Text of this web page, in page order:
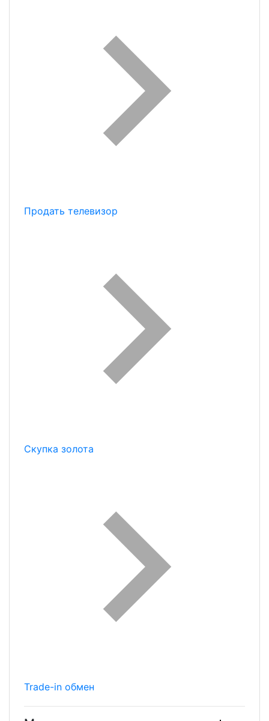
Продать телевизор
Скупка золота
Trade-in обмен